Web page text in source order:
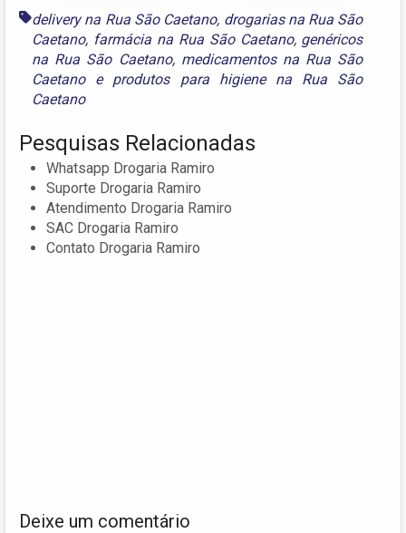
delivery na Rua São Caetano, drogarias na Rua São
Caetano, farmácia na Rua São Caetano, genéricos
na Rua São Caetano, medicamentos na Rua São
Caetanoe produtos para higiene na Rua São
Caetano
Pesquisas Relacionadas
Whatsapp Drogaria Ramiro
Suporte Drogaria Ramiro
Atendimento Drogaria Ramiro
SAC Drogaria Ramiro
Contato Drogaria Ramiro
Deixe um comentário